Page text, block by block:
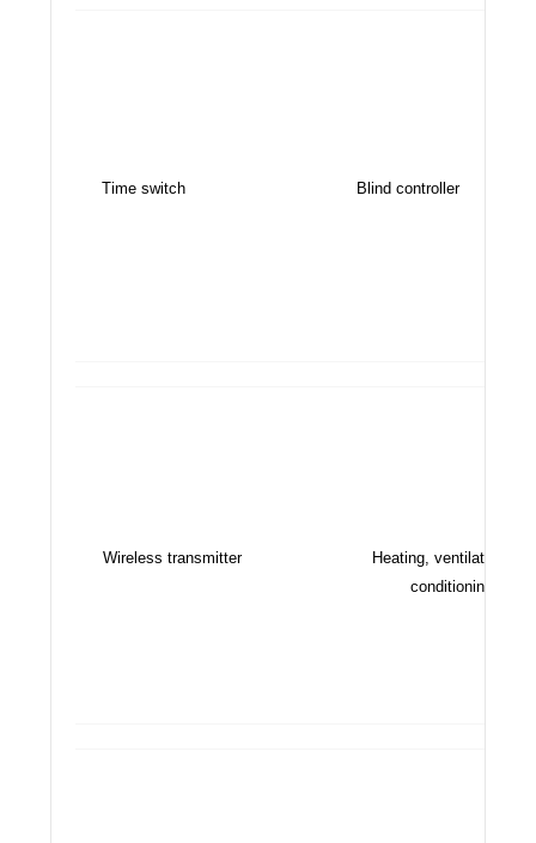
Time switch Blind
Wireless transmitter
Heating, ventilation, air
conditioning